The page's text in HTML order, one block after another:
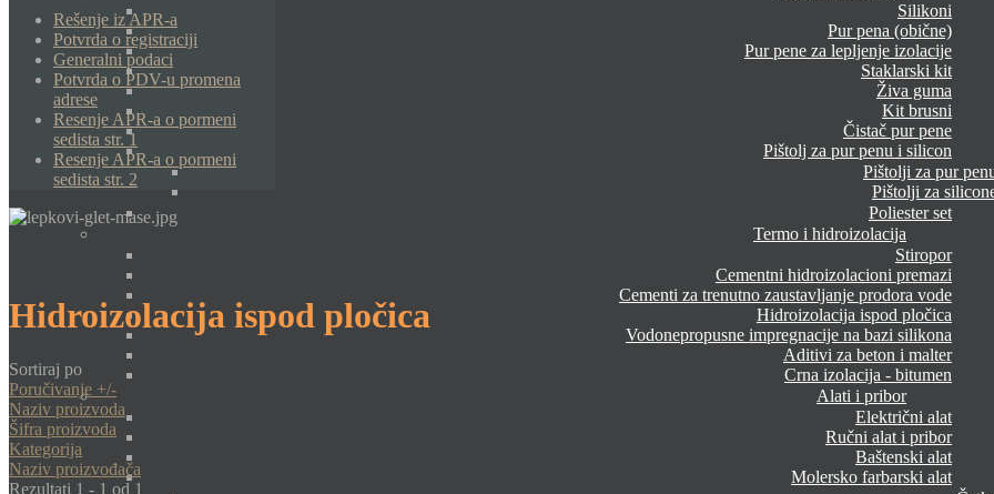
Silikoni
Pur pena (obične)
Pur pene za lepljenje izolacije
Staklarski kit
Živa guma
Kit brusni
Čistač pur pene
Pištolj za pur penu i silicon
Pištolji za pur
Pištolji za
Poliester set
Termo i hidroizolacija
Stiropor
Cementni hidroizolacioni premazi
Cementi za trenutno zaustavljanje prodora vode
Hidroizolacija ispod pločica
Vodonepropusne impregnacije na bazi silikona
Aditivi za beton i malter
Crna izolacija - bitumen
Alati i pribor
Električni alat
Ručni alat i pribor
Baštenski alat
Molersko farbarski alat
Rešenje iz APR-a
Potvrda o registraciji
Generalni podaci
Potvrda o PDV-u promena
adrese
Resenje APR-a o pormeni
sedista str. 1
Resenje APR-a o pormeni
sedista str. 2
Hidroizolacija ispod pločica
Sortiraj po
Poručivanje +/-
Naziv proizvoda
Šifra proizvoda
Kategorija
Naziv proizvođača
Rezultati 1 - 1 od 1